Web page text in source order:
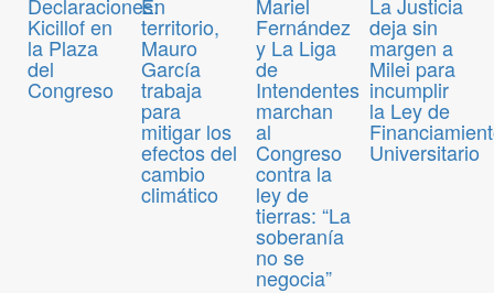
Kicillof en
la Plaza
del
Congreso
territorio,
Mauro
García
trabaja
para
mitigar los
efectos del
cambio
climático
Fernández
y La Liga
de
Intendentes
marchan
al
Congreso
contra la
ley de
tierras: “La
soberanía
no se
negocia”
deja sin
margen a
Milei para
incumplir
la Ley de
Universitario